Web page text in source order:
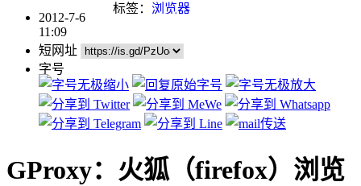
标签： 浏览器
2012-7-6
11:09
短网址
字号
GProxy：火狐（firefox）浏览